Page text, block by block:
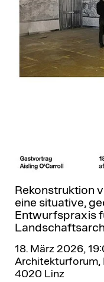
Rekonstruktion
eine situative,
Entwurfspraxis
18. März 2026,
Architekturforum,
4020 Linz